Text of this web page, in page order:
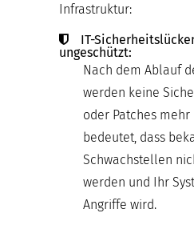
Infrastruktur:
IT-
ungeschützt:
Nach dem Ablauf
werden keine
oder Patches
bedeutet, dass
Schwachstellen
werden und Ihr
Angriffe wird.